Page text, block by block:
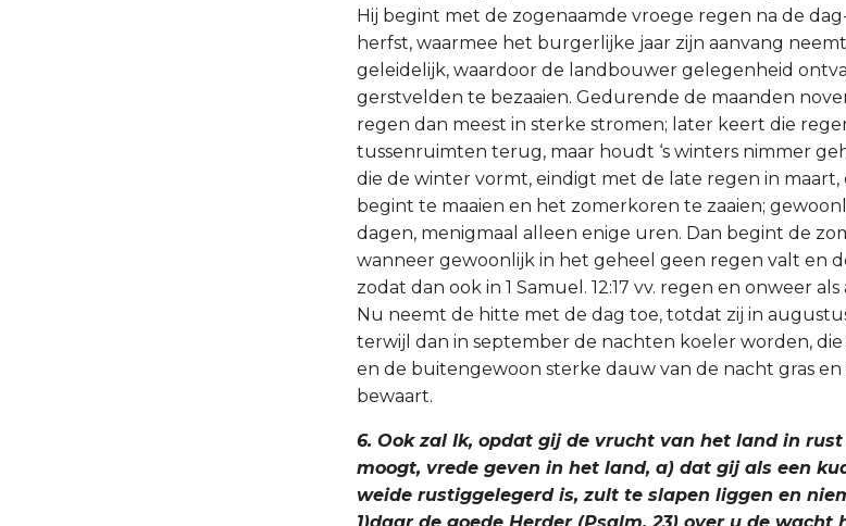
Hij begint met de zogenaamde vroege regen na de
herfst, waarmee het burgerlijke jaar zijn aanvang
geleidelijk, waardoor de landbouwer gelegenheid
gerstvelden te bezaaien. Gedurende de maanden
regen dan meest in sterke stromen; later keert die
tussenruimten terug, maar houdt ‘s winters nimmer
die de winter vormt, eindigt met de late regen in
begint te maaien en het zomerkoren te zaaien;
dagen, menigmaal alleen enige uren. Dan begint de
wanneer gewoonlijk in het geheel geen regen valt en
zodat dan ook in 1 Samuel. 12:17 vv. regen en onweer
Nu neemt de hitte met de dag toe, totdat zij in
terwijl dan in september de nachten koeler worden,
en de buitengewoon sterke dauw van de nacht gras
bewaart.
6. Ook zal Ik, opdat gij de vrucht van het land in
moogt, vrede geven in het land, a) dat gij als een
weide rustiggelegerd is, zult te slapen liggen en